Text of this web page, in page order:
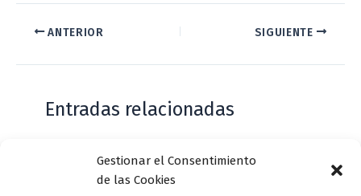
Gestionar el Consentimiento
de las Cookies
ANTERIOR SIGUIENTE
Entradas relacionadas
Casa de Zorrilla conmemorarán el 168
aniversario del estreno de Don Juan